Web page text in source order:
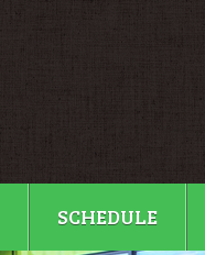
SCHEDULE